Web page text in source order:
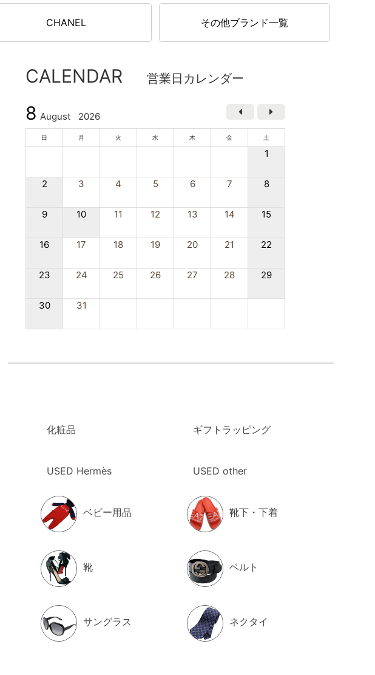
CHANEL その他ブランド一覧
CALENDAR 営業日カレンダー
8 August 2026
日 月 火 水 木 金 土
1
2 3 4 5 6 7 8
9 10 11 12 13 14 15
16 17 18 19 20 21 22
23 24 25 26 27 28 29
30 31
化粧品 ギフトラッピング
USED Hermès USED other
ベビー用品 靴下・下着
靴 ベルト
サングラス ネクタイ